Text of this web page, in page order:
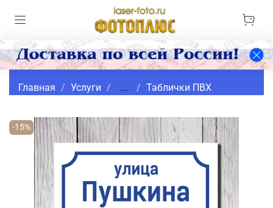
Главная Услуги ... Таблички ПВХ
-15%